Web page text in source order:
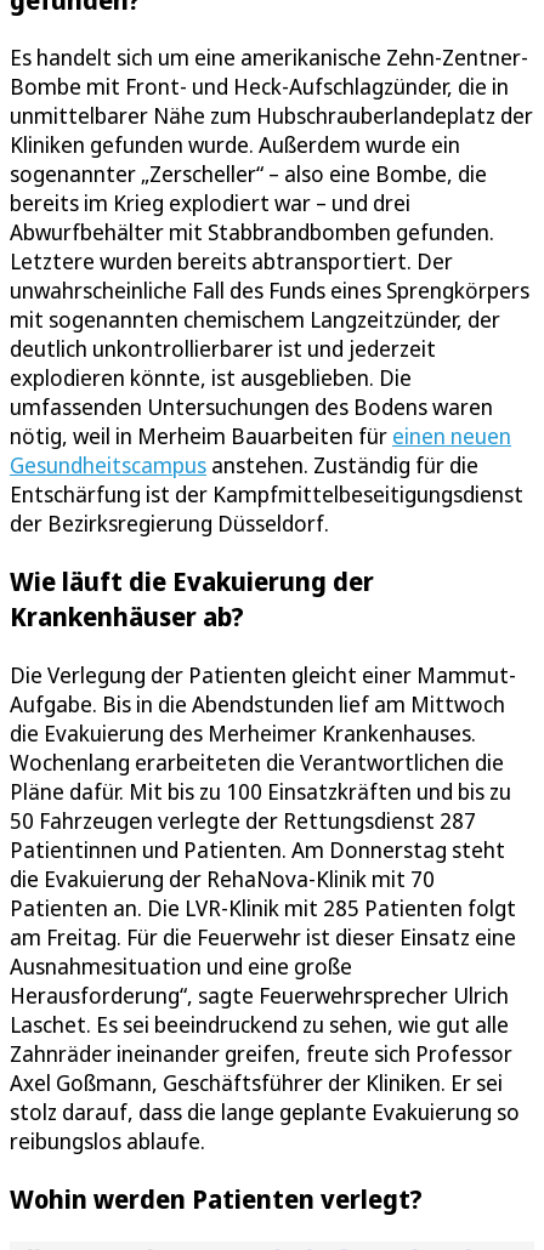
Es handelt sich um eine amerikanische Zehn-Zentner-
Bombe mit Front- und Heck-Aufschlagzünder, die in
unmittelbarer Nähe zum Hubschrauberlandeplatz der
Kliniken gefunden wurde. Außerdem wurde ein
sogenannter „Zerscheller“ – also eine Bombe, die
bereits im Krieg explodiert war – und drei
Abwurfbehälter mit Stabbrandbomben gefunden.
Letztere wurden bereits abtransportiert. Der
unwahrscheinliche Fall des Funds eines Sprengkörpers
mit sogenannten chemischem Langzeitzünder, der
deutlich unkontrollierbarer ist und jederzeit
explodieren könnte, ist ausgeblieben. Die
umfassenden Untersuchungen des Bodens waren
nötig, weil in Merheim Bauarbeiten für einen neuen
Gesundheitscampus anstehen. Zuständig für die
Entschärfung ist der Kampfmittelbeseitigungsdienst
der Bezirksregierung Düsseldorf.
Wie läuft die Evakuierung der
Krankenhäuser ab?
Die Verlegung der Patienten gleicht einer Mammut-
Aufgabe. Bis in die Abendstunden lief am Mittwoch
die Evakuierung des Merheimer Krankenhauses.
Wochenlang erarbeiteten die Verantwortlichen die
Pläne dafür. Mit bis zu 100 Einsatzkräften und bis zu
50 Fahrzeugen verlegte der Rettungsdienst 287
Patientinnen und Patienten. Am Donnerstag steht
die Evakuierung der RehaNova-Klinik mit 70
Patienten an. Die LVR-Klinik mit 285 Patienten folgt
am Freitag. Für die Feuerwehr ist dieser Einsatz eine
Ausnahmesituation und eine große
Herausforderung“, sagte Feuerwehrsprecher Ulrich
Laschet. Es sei beeindruckend zu sehen, wie gut alle
Zahnräder ineinander greifen, freute sich Professor
Axel Goßmann, Geschäftsführer der Kliniken. Er sei
stolz darauf, dass die lange geplante Evakuierung so
reibungslos ablaufe.
Wohin werden Patienten verlegt?